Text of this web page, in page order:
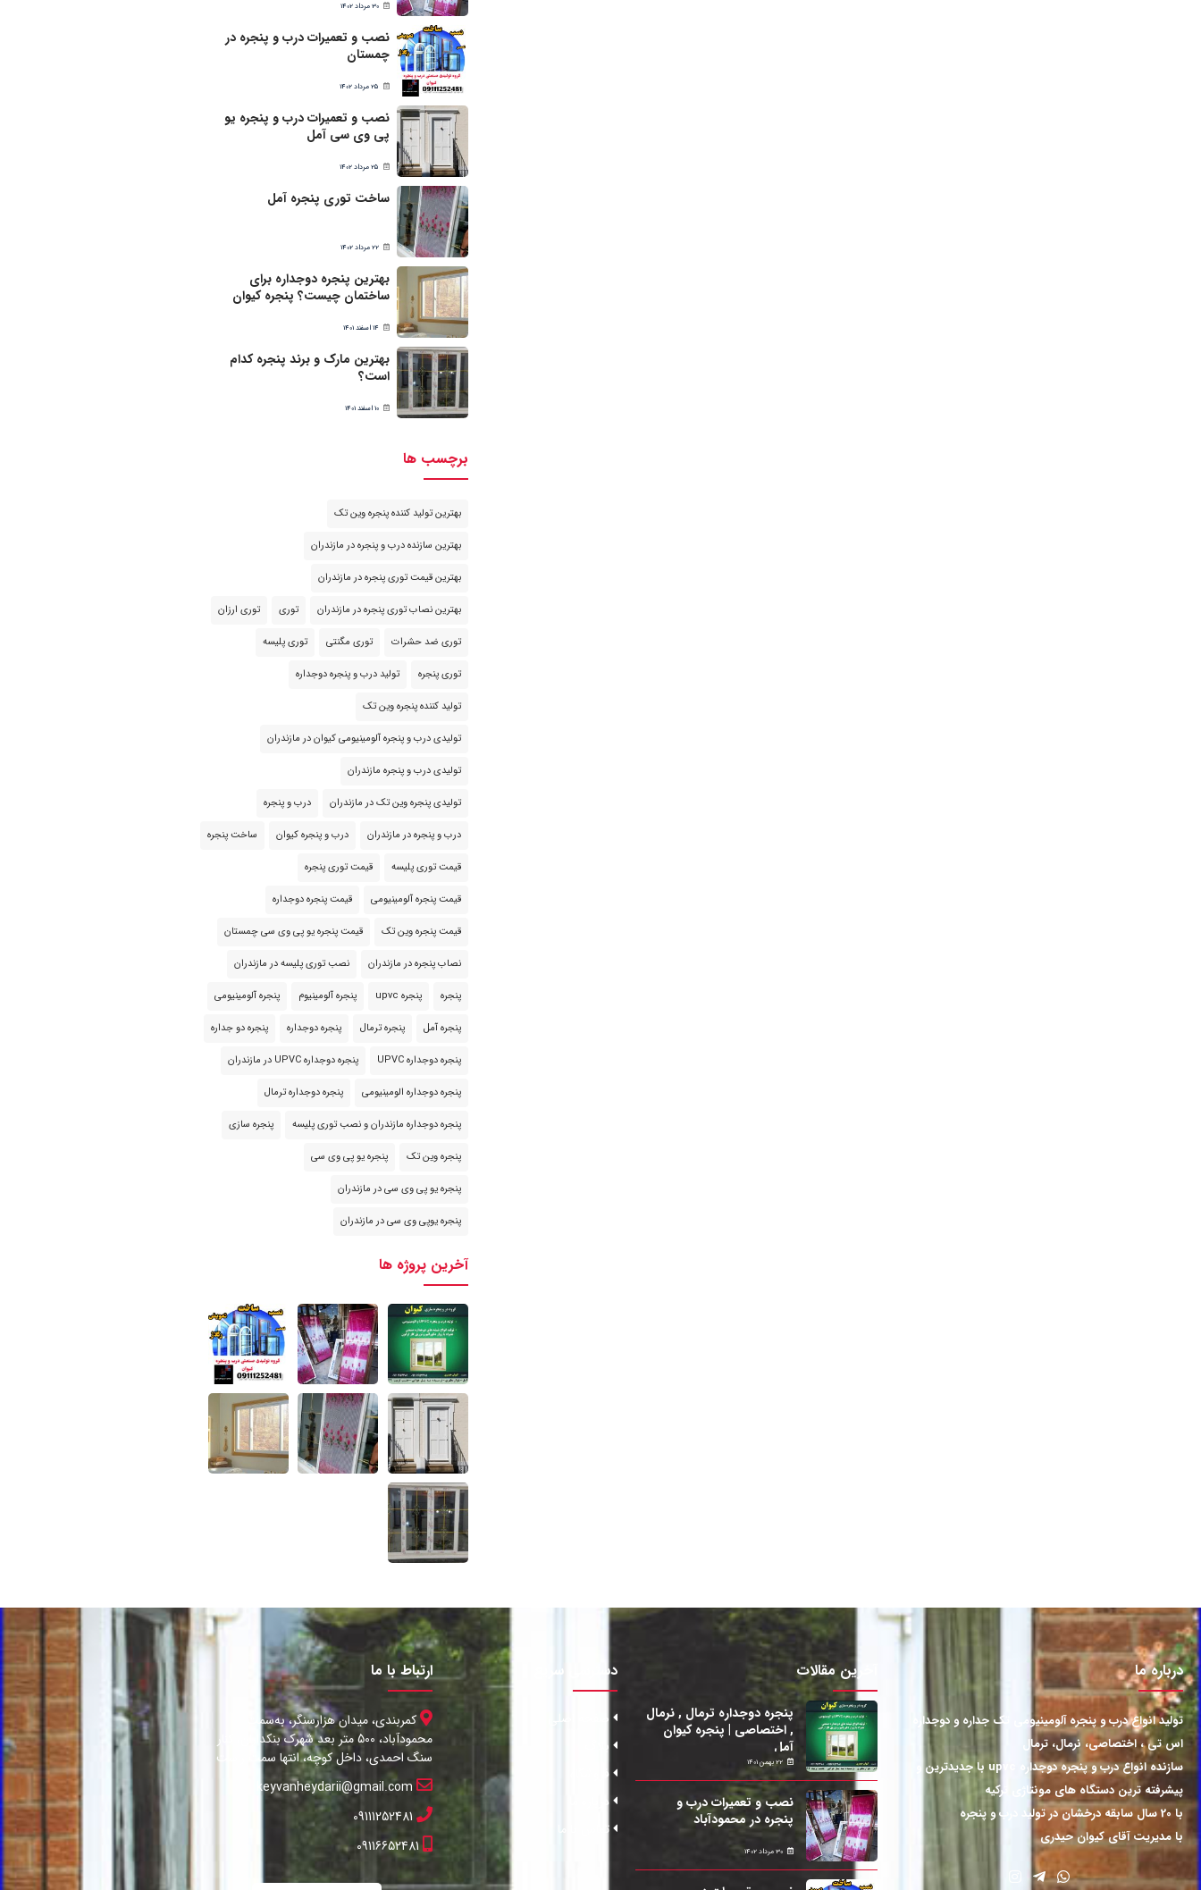
30 مرداد 1402
نصب و تعمیرات درب و پنجره در
چمستان
25 مرداد 1402
نصب و تعمیرات درب و پنجره یو
پی وی سی آمل
25 مرداد 1402
ساخت توری پنجره آمل
22 مرداد 1402
بهترین پنجره دوجداره برای
ساختمان چیست؟ پنجره کیوان
14 اسفند 1401
بهترین مارک و برند پنجره کدام
است؟
10 اسفند 1401
برچسب ها
بهترین تولید کننده پنجره وین تک
بهترین سازنده درب و پنجره در مازندران
بهترین قیمت توری پنجره در مازندران
بهترین نصاب توری پنجره در مازندران توری توری ارزان
توری ضد حشرات توری مگنتی توری پلیسه
توری پنجره تولید درب و پنجره دوجداره
تولید کننده پنجره وین تک
تولیدی درب و پنجره آلومینیومی کیوان در مازندران
تولیدی درب و پنجره مازندران
تولیدی پنجره وین تک در مازندران درب و پنجره
درب و پنجره در مازندران درب و پنجره کیوان ساخت پنجره
قیمت توری پلیسه قیمت توری پنجره
قیمت پنجره آلومینیومی قیمت پنجره دوجداره
قیمت پنجره وین تک قیمت پنجره یو پی وی سی چمستان
نصاب پنجره در مازندران نصب توری پلیسه در مازندران
پنجره پنجره upvc پنجره آلومینیوم پنجره آلومینیومی
پنجره آمل پنجره ترمال پنجره دوجداره پنجره دو جداره
پنجره دوجداره UPVC پنجره دوجداره UPVC در مازندران
پنجره دوجداره الومینیومی پنجره دوجداره ترمال
پنجره دوجداره مازندران و نصب توری پلیسه پنجره سازی
پنجره وین تک پنجره یو پی وی سی
پنجره یو پی وی سی در مازندران
پنجره یوپی وی سی در مازندران
آخرین پروژه ها
درباره ما
تولید انواع درب و پنجره آلومینیومی تک جداره و دوجداره
اس تی ، اختصاصی، نرمال، ترمال
سازنده انواع درب و پنجره دوجداره upvc با جدیدترین و
پیشرفته ترین دستگاه های مونتاژی ترکیه
با 20 سال سابقه درخشان در تولید درب و پنجره
با مدیریت آقای کیوان حیدری
آخرین مقالات
پنجره دوجداره ترمال , نرمال
, اختصاصی | پنجره کیوان
آمل
22 بهمن 1401
نصب و تعمیرات درب و
پنجره در محمودآباد
30 مرداد 1402
دسترسی سریع
صفحه اصلی
بلاگ
فروشگاه
درباره ما
تماس با ما
ارتباط با ما
کمربندی، میدان هزارسنگر، به‌سمت
محمودآباد، 500 متر بعد شهرک بنکداران، کنار
سنگ احمدی، داخل کوچه، انتها سمت راست
keyvanheydarii@gmail.com
09111252481
09116652481